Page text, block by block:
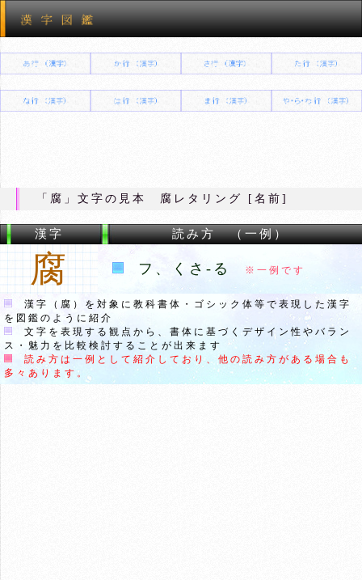
「腐」文字の見本 腐レタリング [名前]
漢字 読み方 （一例）
腐 フ、くさ-る ※一例です
漢字（腐）を対象に教科書体・ゴシック体等で表現した漢字
を図鑑のように紹介
文字を表現する観点から、書体に基づくデザイン性やバラン
ス・魅力を比較検討することが出来ます
読み方は一例として紹介しており、他の読み方がある場合も
多々あります。